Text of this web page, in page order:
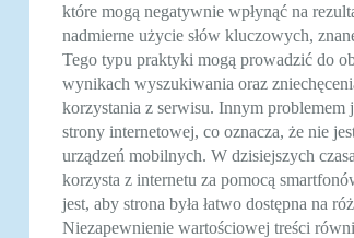
które mogą negatywnie wpłynąć na
nadmierne użycie słów kluczowych,
Tego typu praktyki mogą prowadzić do
wynikach wyszukiwania oraz
korzystania z serwisu. Innym problemem
strony internetowej, co oznacza, że nie
urządzeń mobilnych. W dzisiejszych
korzysta z internetu za pomocą
jest, aby strona była łatwo dostępna na
Niezapewnienie wartościowej treści